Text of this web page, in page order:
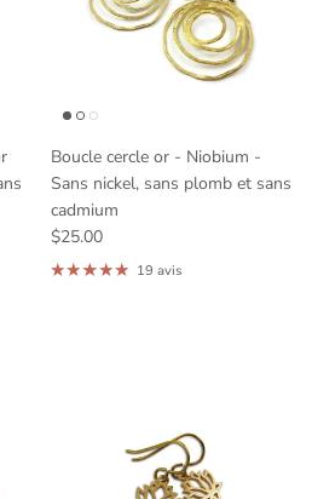
Boucle cercle or - Niobium -
Sans nickel, sans plomb et sans
cadmium
$25.00
19 avis